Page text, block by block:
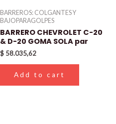
BARREROS: COLGANTES Y
BAJOPARAGOLPES
BARRERO CHEVROLET C-20
& D-20 GOMA SOLA par
$ 58.035,62
Add to cart